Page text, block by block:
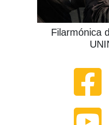
Filarmónica